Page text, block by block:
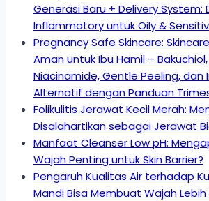
Generasi Baru + Delivery System:
Inflammatory untuk Oily &
Pregnancy Safe Skincare:
Aman untuk Ibu Hamil –
Niacinamide, Gentle Peeling, dan
Alternatif dengan Panduan
Folikulitis Jerawat Kecil Merah:
Disalahartikan sebagai Jerawat
Manfaat Cleanser Low pH:
Wajah Penting untuk Skin Barrier?
Pengaruh Kualitas Air terhadap
Mandi Bisa Membuat Wajah